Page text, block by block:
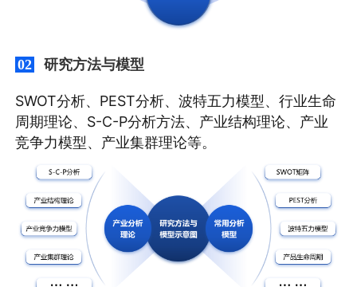
02 研究方法与模型
SWOT分析、PEST分析、波特五力模型、行业生命
周期理论、S-C-P分析方法、产业结构理论、产业
竞争力模型、产业集群理论等。